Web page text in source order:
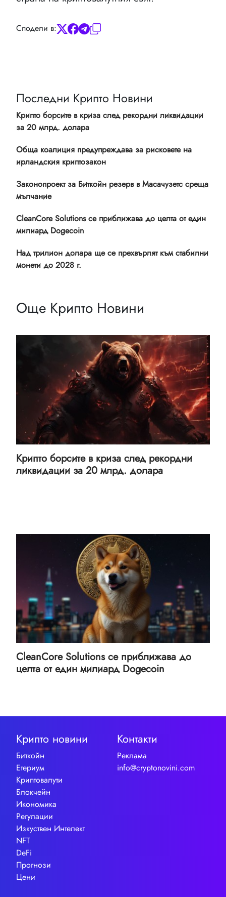
Сподели в:
Последни Крипто Новини
Крипто борсите в криза след рекордни ликвидации
за 20 млрд. долара
Обща коалиция предупреждава за рисковете на
ирландския криптозакон
Законопроект за Биткойн резерв в Масачузетс среща
мълчание
CleanCore Solutions се приближава до целта от един
милиард Dogecoin
Над трилион долара ще се прехвърлят към стабилни
монети до 2028 г.
Още Крипто Новини
Крипто борсите в криза след рекордни
ликвидации за 20 млрд. долара
CleanCore Solutions се приближава до
целта от един милиард Dogecoin
Крипто новини
Биткойн
Етериум
Криптовалути
Блокчейн
Икономика
Регулации
Изкуствен Интелект
NFT
DeFi
Прогнози
Цени
Контакти
Реклама
info@cryptonovini.com